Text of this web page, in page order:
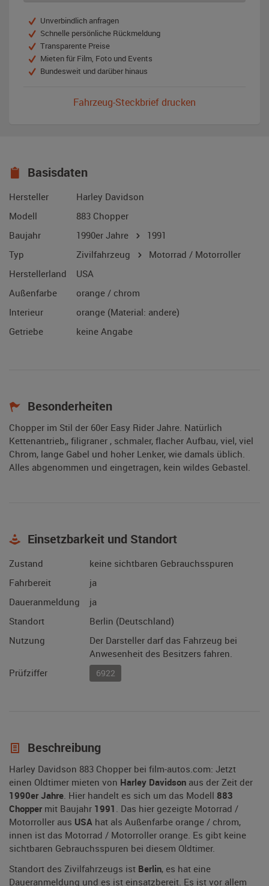
Unverbindlich anfragen
Schnelle persönliche Rückmeldung
Transparente Preise
Mieten für Film, Foto und Events
Bundesweit und darüber hinaus
Fahrzeug-Steckbrief drucken
Basisdaten
Hersteller
Harley Davidson
Modell
883 Chopper
Baujahr
1990er Jahre
1991
Typ
Zivilfahrzeug
Motorrad / Motorroller
Herstellerland
USA
Außenfarbe
orange / chrom
Interieur
orange (Material: andere)
Getriebe
keine Angabe
Besonderheiten
Chopper im Stil der 60er Easy Rider Jahre. Natürlich
Kettenantrieb,, filigraner , schmaler, flacher Aufbau, viel, viel
Chrom, lange Gabel und hoher Lenker, wie damals üblich.
Alles abgenommen und eingetragen, kein wildes Gebastel.
Einsetzbarkeit und Standort
Zustand
keine sichtbaren Gebrauchsspuren
Fahrbereit
ja
Daueranmeldung
ja
Standort
Berlin (Deutschland)
Nutzung
Der Darsteller darf das Fahrzeug bei
Anwesenheit des Besitzers fahren.
Prüfziffer
6922
Beschreibung
Harley Davidson 883 Chopper bei film-autos.com: Jetzt
einen Oldtimer mieten von Harley Davidson aus der Zeit der
1990er Jahre. Hier handelt es sich um das Modell 883
Chopper mit Baujahr 1991 . Das hier gezeigte Motorrad /
Motorroller aus USA hat als Außenfarbe orange / chrom,
innen ist das Motorrad / Motorroller orange. Es gibt keine
sichtbaren Gebrauchsspuren bei diesem Oldtimer.
Standort des Zivilfahrzeugs ist Berlin, es hat eine
Daueranmeldung und es ist einsatzbereit. Es ist vor allem